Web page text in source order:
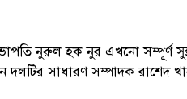
নুরুল হক নুর এখনো সম্পূর্ণ
সাধারণ সম্পাদক রাশেদ